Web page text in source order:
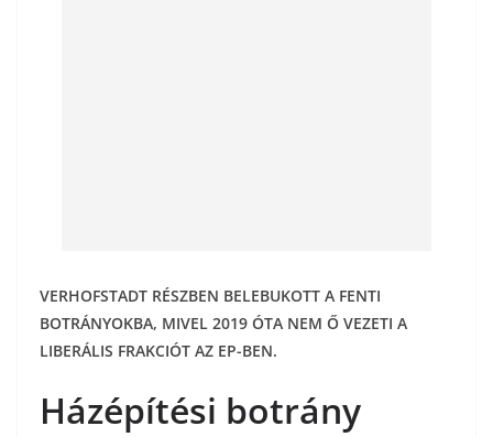
VERHOFSTADT RÉSZBEN BELEBUKOTT A FENTI
BOTRÁNYOKBA, MIVEL 2019 ÓTA NEM Ő VEZETI A
LIBERÁLIS FRAKCIÓT AZ EP-BEN.
Házépítési botrány